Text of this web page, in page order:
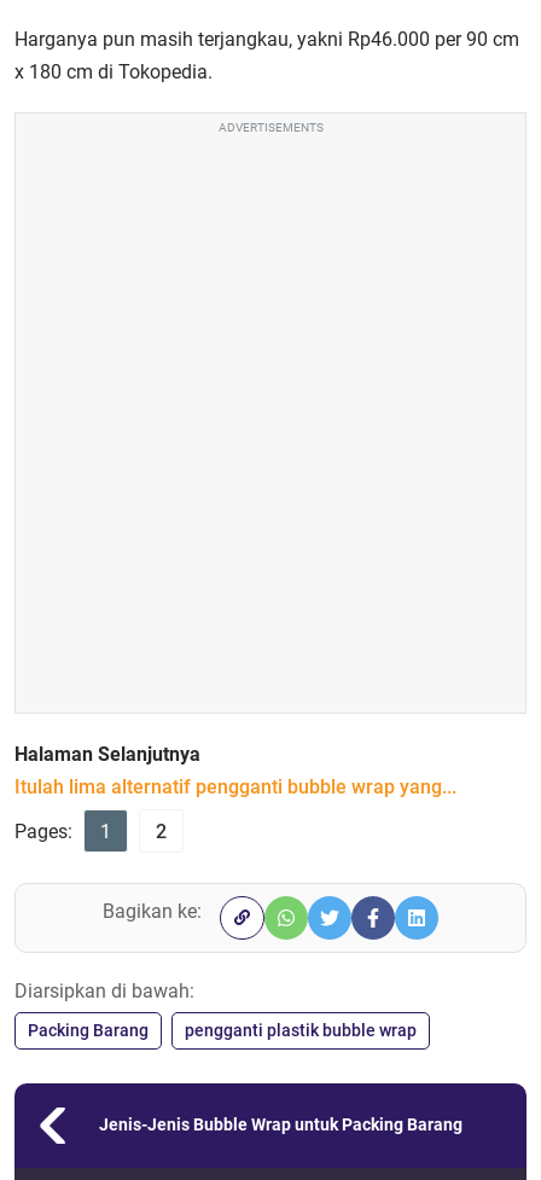
Harganya pun masih terjangkau, yakni Rp46.000 per 90 cm
x 180 cm di Tokopedia.
ADVERTISEMENTS
Halaman Selanjutnya
Itulah lima alternatif pengganti bubble wrap yang...
Pages:
1 2
Bagikan ke:
Diarsipkan di bawah:
Packing Barang pengganti plastik bubble wrap
Jenis-Jenis Bubble Wrap untuk Packing Barang